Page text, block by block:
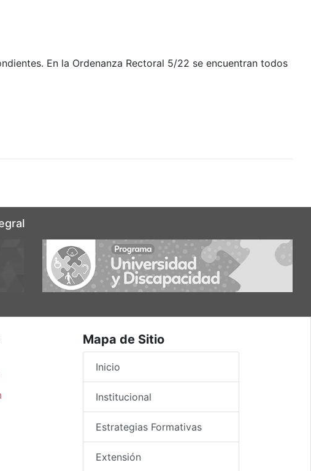
En la Ordenanza Rectoral 5/22 se encuentran todos
Mapa de Sitio
Inicio
Institucional
Estrategias Formativas
Extensión